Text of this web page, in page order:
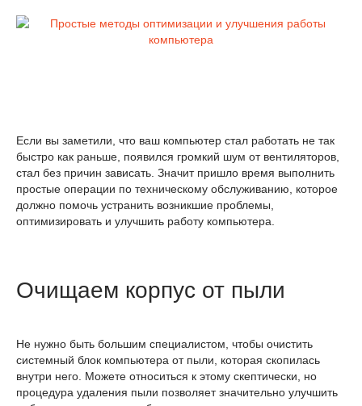
Если вы заметили, что ваш компьютер стал работать не так
быстро как раньше, появился громкий шум от вентиляторов,
стал без причин зависать. Значит пришло время выполнить
простые операции по техническому обслуживанию, которое
должно помочь устранить возникшие проблемы,
оптимизировать и улучшить работу компьютера.
Очищаем корпус от пыли
Не нужно быть большим специалистом, чтобы очистить
системный блок компьютера от пыли, которая скопилась
внутри него. Можете относиться к этому скептически, но
процедура удаления пыли позволяет значительно улучшить